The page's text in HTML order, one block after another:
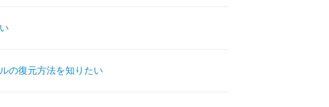
の復元方法を知りたい